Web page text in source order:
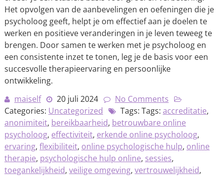
Het opvolgen van de aanbevelingen en oefeningen die je
psycholoog geeft, helpt je om effectief aan je doelen te
werken en positieve veranderingen in je leven teweeg te
brengen. Door samen te werken met je psycholoog en
een consistente inzet te tonen, leg je de basis voor een
succesvolle therapieervaring en persoonlijke
ontwikkeling.
maiself
20 juli 2024
No Comments
Categories: Uncategorized Tags: Tags: accreditatie,
anonimiteit, bereikbaarheid, betrouwbare online
psycholoog, effectiviteit, erkende online psycholoog,
ervaring, flexibiliteit, online psychologische hulp, online
therapie, psychologische hulp online, sessies,
toegankelijkheid, veilige omgeving, vertrouwelijkheid,